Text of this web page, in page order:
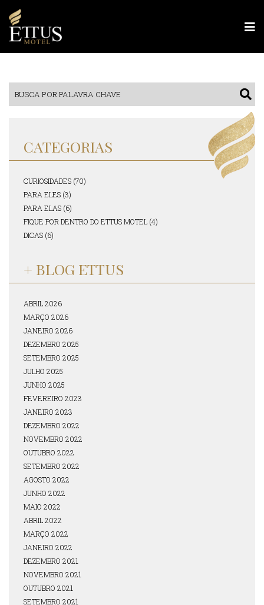
CATEGORIAS
CURIOSIDADES (70)
PARA ELES (3)
PARA ELAS (6)
FIQUE POR DENTRO DO ETTUS MOTEL (4)
DICAS (6)
+ BLOG ETTUS
ABRIL 2026
MARÇO 2026
JANEIRO 2026
DEZEMBRO 2025
SETEMBRO 2025
JULHO 2025
JUNHO 2025
FEVEREIRO 2023
JANEIRO 2023
DEZEMBRO 2022
NOVEMBRO 2022
OUTUBRO 2022
SETEMBRO 2022
AGOSTO 2022
JUNHO 2022
MAIO 2022
ABRIL 2022
MARÇO 2022
JANEIRO 2022
DEZEMBRO 2021
NOVEMBRO 2021
OUTUBRO 2021
SETEMBRO 2021